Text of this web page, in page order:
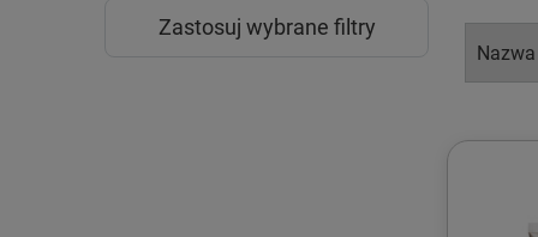
Zastosuj wybrane filtry